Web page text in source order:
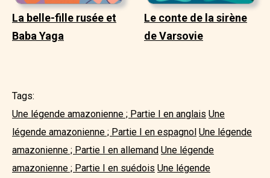
La belle-fille rusée et
Baba Yaga
Le conte de la sirène
de Varsovie
Tags:
Une légende amazonienne ; Partie I en anglais Une
légende amazonienne ; Partie I en espagnol Une légende
amazonienne ; Partie I en allemand Une légende
amazonienne ; Partie I en suédois Une légende